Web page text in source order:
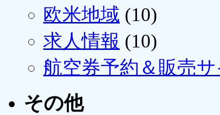
欧米地域 (10)
求人情報 (10)
航空券予約＆販売
その他